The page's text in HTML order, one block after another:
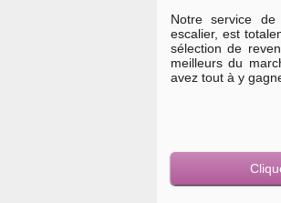
Notre service
escalier, est
sélection de
meilleurs du
avez tout à y